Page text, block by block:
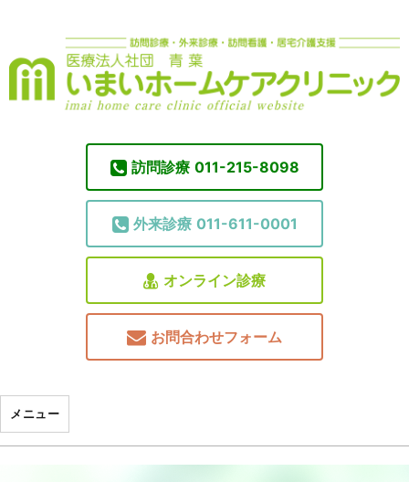
訪問診療 011-215-8098
外来診療 011-611-0001
オンライン診療
お問合わせフォーム
メニュー